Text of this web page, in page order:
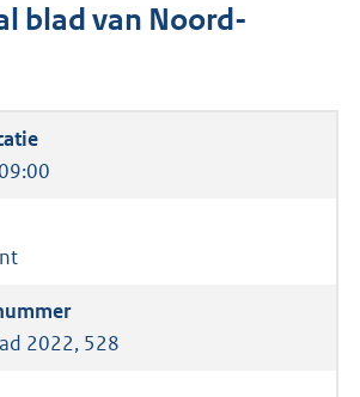
blad van Noord-
2022, 528